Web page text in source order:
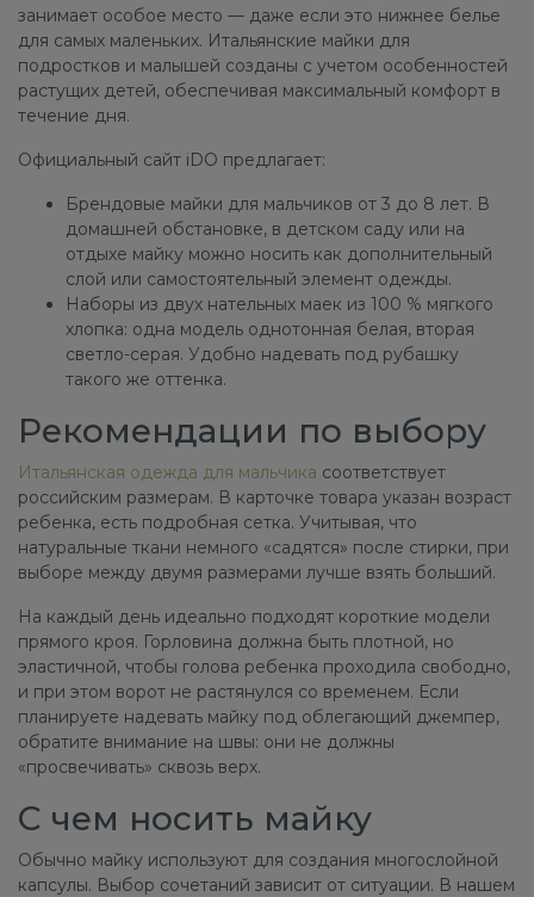
занимает особое место — даже если это нижнее белье
для самых маленьких. Итальянские майки для
подростков и малышей созданы с учетом особенностей
растущих детей, обеспечивая максимальный комфорт в
течение дня.
Официальный сайт iDO предлагает:
Брендовые майки для мальчиков от 3 до 8 лет. В
домашней обстановке, в детском саду или на
отдыхе майку можно носить как дополнительный
слой или самостоятельный элемент одежды.
Наборы из двух нательных маек из 100 % мягкого
хлопка: одна модель однотонная белая, вторая
светло-серая. Удобно надевать под рубашку
такого же оттенка.
Рекомендации по выбору
Итальянская одежда для мальчика соответствует
российским размерам. В карточке товара указан возраст
ребенка, есть подробная сетка. Учитывая, что
натуральные ткани немного «садятся» после стирки, при
выборе между двумя размерами лучше взять больший.
На каждый день идеально подходят короткие модели
прямого кроя. Горловина должна быть плотной, но
эластичной, чтобы голова ребенка проходила свободно,
и при этом ворот не растянулся со временем. Если
планируете надевать майку под облегающий джемпер,
обратите внимание на швы: они не должны
«просвечивать» сквозь верх.
С чем носить майку
Обычно майку используют для создания многослойной
капсулы. Выбор сочетаний зависит от ситуации. В нашем